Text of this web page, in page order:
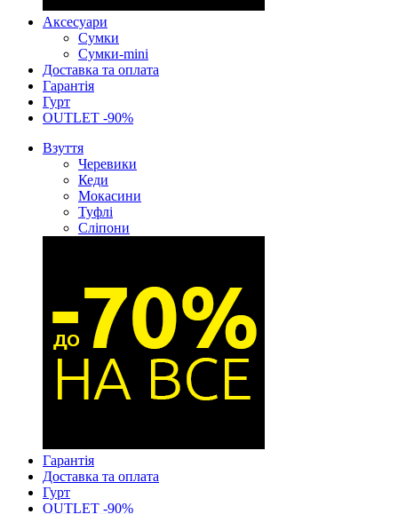
Аксесуари
Сумки
Сумки-mini
Доставка та оплата
Гарантія
Гурт
OUTLET -90%
Взуття
Черевики
Кеди
Мокасини
Туфлі
Сліпони
Гарантія
Доставка та оплата
Гурт
OUTLET -90%